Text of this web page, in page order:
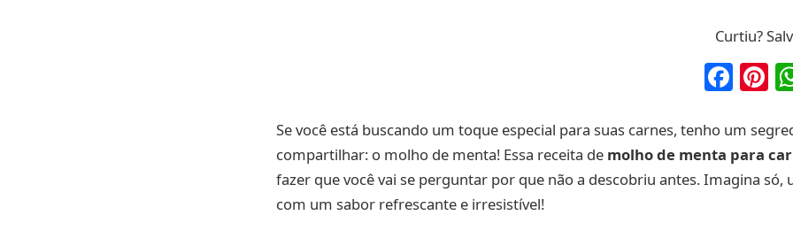
Curtiu?
Se você está buscando um toque especial para suas carnes, tenho um
compartilhar: o molho de menta! Essa receita de molho de menta para
fazer que você vai se perguntar por que não a descobriu antes. Imagina só,
com um sabor refrescante e irresistível!